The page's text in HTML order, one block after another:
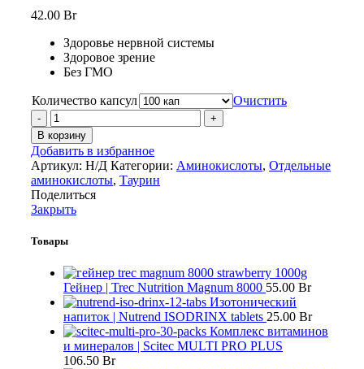
42.00 Br
Здоровье нервной системы
Здоровое зрение
Без ГМО
Количество капсул
Очистить
Количество
товара
Таурин
|
Taurine
500mg
В корзину
Добавить в избранное
Артикул: Н/Д Категории: Аминокислоты, Отдельные
аминокислоты, Таурин
Поделиться
Закрыть
Товары
Гейнер | Trec Nutrition Magnum 8000 55.00 Br
Изотонический
напиток | Nutrend ISODRINX tablets 25.00 Br
Комплекс витаминов
и минералов | Scitec MULTI PRO PLUS
106.50 Br